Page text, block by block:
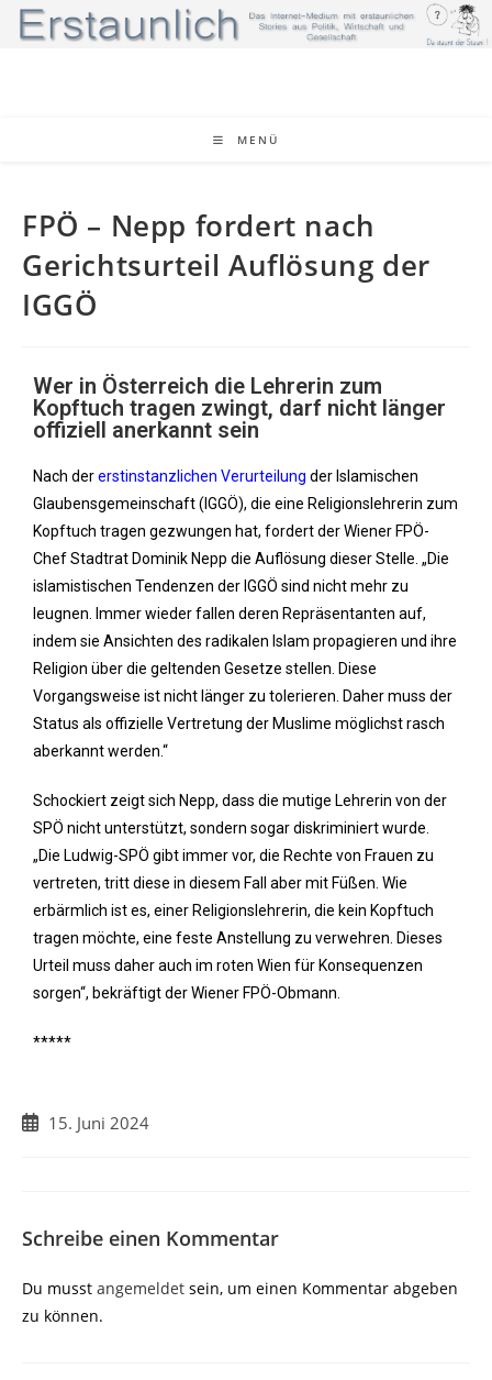
MENÜ
FPÖ – Nepp fordert nach
Gerichtsurteil Auflösung der
IGGÖ
Wer in Österreich die Lehrerin zum
Kopftuch tragen zwingt, darf nicht länger
offiziell anerkannt sein
Nach dererstinstanzlichen Verurteilung der Islamischen
Glaubensgemeinschaft (IGGÖ), die eine Religionslehrerin zum
Kopftuch tragen gezwungen hat, fordert der Wiener FPÖ-
Chef Stadtrat Dominik Nepp die Auflösung dieser Stelle. „Die
islamistischen Tendenzen der IGGÖ sind nicht mehr zu
leugnen. Immer wieder fallen deren Repräsentanten auf,
indem sie Ansichten des radikalen Islam propagieren und ihre
Religion über die geltenden Gesetze stellen. Diese
Vorgangsweise ist nicht länger zu tolerieren. Daher muss der
Status als offizielle Vertretung der Muslime möglichst rasch
aberkannt werden.“
Schockiert zeigt sich Nepp, dass die mutige Lehrerin von der
SPÖ nicht unterstützt, sondern sogar diskriminiert wurde.
„Die Ludwig-SPÖ gibt immer vor, die Rechte von Frauen zu
vertreten, tritt diese in diesem Fall aber mit Füßen. Wie
erbärmlich ist es, einer Religionslehrerin, die kein Kopftuch
tragen möchte, eine feste Anstellung zu verwehren. Dieses
Urteil muss daher auch im roten Wien für Konsequenzen
sorgen“, bekräftigt der Wiener FPÖ-Obmann.
*****
15. Juni 2024
Schreibe einen Kommentar
Du musst angemeldet sein, um einen Kommentar abgeben
zu können.